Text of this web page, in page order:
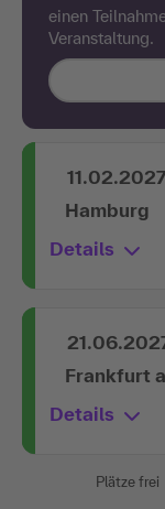
einen
Veranstaltung.
11.02.2027
Hamburg
Details
Frankfurt
Details
Plätze frei